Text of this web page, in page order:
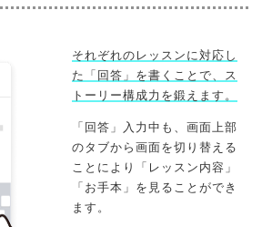
それぞれのレッスンに対応し
た「回答」を書くことで、ス
トーリー構成力を鍛えます。
「回答」入力中も、画面上部
のタブから画面を切り替える
ことにより「レッスン内容」
「お手本」を見ることができ
ます。